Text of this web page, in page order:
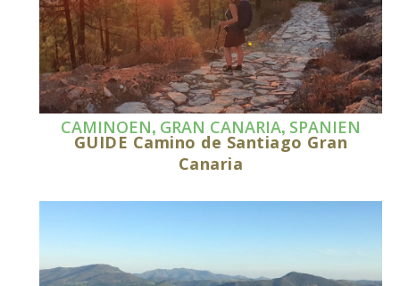
CAMINOEN, GRAN CANARIA, SPANIEN
GUIDE Camino de Santiago Gran
Canaria